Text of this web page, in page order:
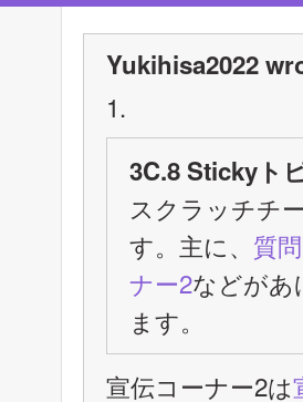
Yukihisa2022
1.
3C.8 Stickyト
スクラッチチ
す。主に、 質
ナー2などがあ
ます。
宣伝コーナー2は